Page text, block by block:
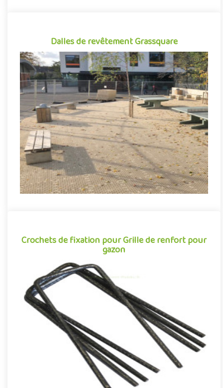
Dalles de revêtement Grassquare
Dalles de revêtement Grassquare
Revêtement de sol extérieur sous forme de dalles alvéolées,
GRASSQUARE conjugue avec réussite vertus écologiques et
performan..
Indiquez la surface en m²
Crochets de fixation pour Grille de renfort pour
gazon
Crochets de fixation pour Grille de renfort pour
gazon
Crochets de fixation pour la pose et l'installation des grilles de
renfort sur gazon. Piquets d'ancrage en acier capables de ..